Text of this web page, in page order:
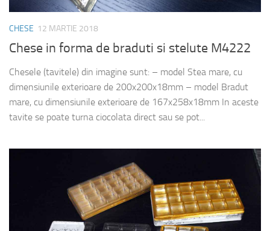
CHESE 12 MARTIE 2018
Chese in forma de braduti si stelute M4222
Chesele (tavitele) din imagine sunt: – model Stea mare, cu
dimensiunile exterioare de 200x200x18mm – model Bradut
mare, cu dimensiunile exterioare de 167x258x18mm In aceste
tavite se poate turna ciocolata direct sau se pot...